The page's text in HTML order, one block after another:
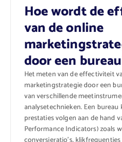
Hoe wordt de
van de online
door een
Het meten van de effectiviteit
marketingstrategie door een
van verschillende
analysetechnieken. Een
prestaties volgen aan de hand
Performance Indicators) zoals